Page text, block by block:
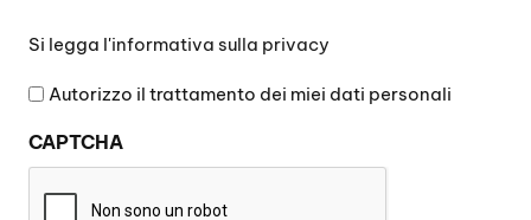
legga
l'informativa
privacy
Si legga l'informativa sulla privacy
Autorizzo il trattamento dei miei dati personali
CAPTCHA